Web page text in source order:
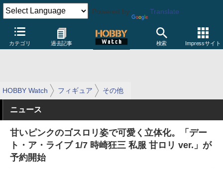
Powered by Translate
カテゴリ 過去記事 検索 Impressサイト
HOBBY Watch フィギュア その他
ニュース
甘いピンクのゴスロリ姿で可愛く立体化。「デー
ト・ア・ライブ 1/7 時崎狂三 私服 甘ロリ ver.」が
予約開始